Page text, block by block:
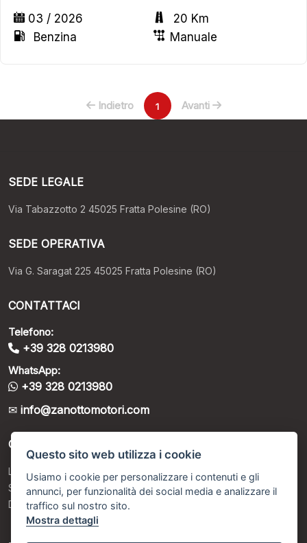
Questo sito web utilizza i cookie
Usiamo i cookie per personalizzare i contenuti e gli
annunci, per funzionalità dei social media e analizzare il
traffico sul nostro sito.
Mostra dettagli
03 / 2026
20 Km
Benzina
Manuale
Indietro 1 Avanti
SEDE LEGALE
Via Tabazzotto 2 45025 Fratta Polesine (RO)
SEDE OPERATIVA
Via G. Saragat 225 45025 Fratta Polesine (RO)
CONTATTACI
Telefono:
+39 328 0213980
WhatsApp:
+39 328 0213980
info@zanottomotori.com
ORARI DI APERTURA
Lunedì – Venerdì: 9:00 - 12:30 / 15:00 - 19:00
Sabato: 9:00 - 12:30 / Su appuntamento programmato
Domenica: Chiusi